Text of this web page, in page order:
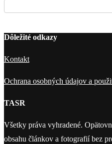
Dôležité odkazy
Kontakt
Ochrana osobných údajov a
TASR
Všetky práva vyhradené.
obsahu článkov a fotografií bez